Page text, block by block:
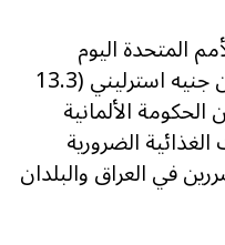
المتحدة اليوم
بمساهمة سخية تبلغ 10 ملايين جنيه استرليني (13.3
الألمانية
الضرورية
في العراق والبلدان